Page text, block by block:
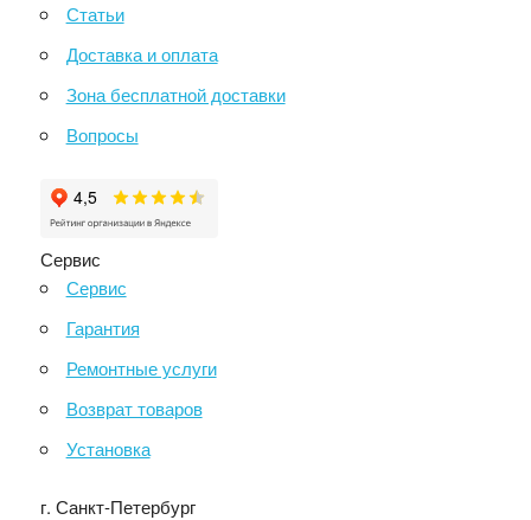
Статьи
Доставка и оплата
Зона бесплатной доставки
Вопросы
Сервис
Сервис
Гарантия
Ремонтные услуги
Возврат товаров
Установка
г. Санкт-Петербург